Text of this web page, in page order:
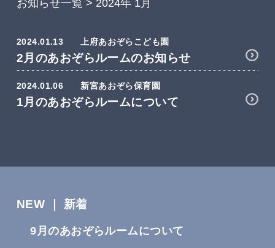
お知らせ一覧 > 2024年 1月
2024.01.13 上府あおぞらこども園
2月のあおぞらルームのお知らせ
2024.01.06 新宮あおぞら保育園
1月のあおぞらルームについて
NEW ｜ 新着
9月のあおぞらルームについて